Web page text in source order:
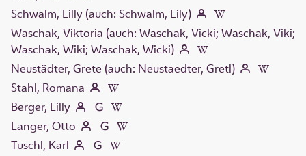
Schwalm, Lilly (auch: Schwalm, Lily)
Waschak, Viktoria (auch: Waschak, Vicki; Waschak, Viki;
Waschak, Wiki; Waschak, Wicki)
Neustädter, Grete (auch: Neustaedter, Gretl)
Stahl, Romana
Berger, Lilly
Langer, Otto
Tuschl, Karl